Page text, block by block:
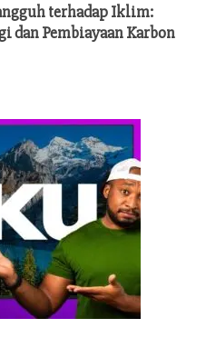
terhadap Iklim:
dan Pembiayaan Karbon